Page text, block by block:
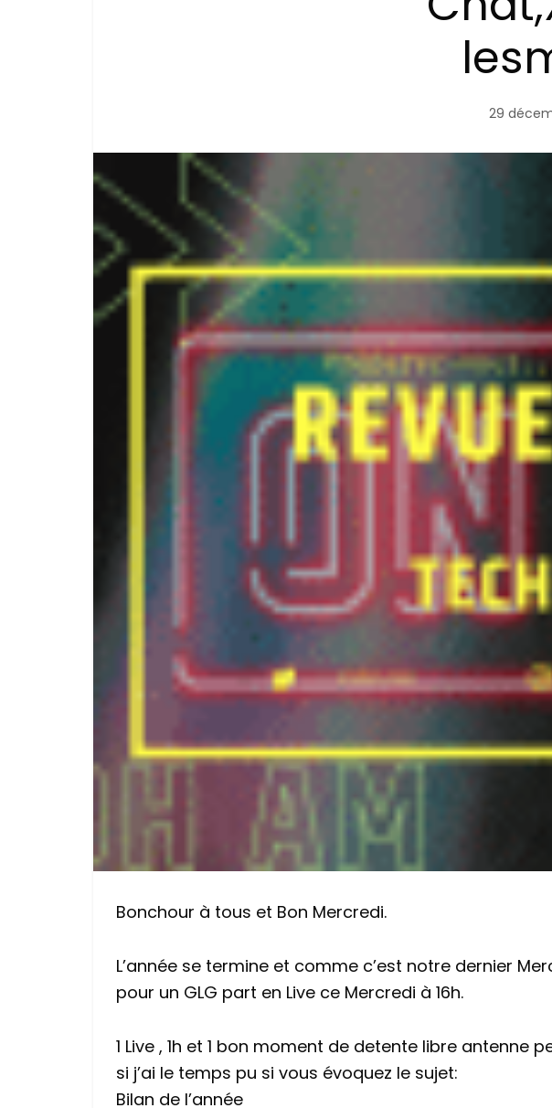
29
Bonchour à tous et Bon Mercredi.
L’année se termine et comme c’est notre dernier
pour un GLG part en Live ce Mercredi à 16h.
1 Live , 1h et 1 bon moment de detente libre
si j’ai le temps pu si vous évoquez le sujet:
Bilan de l’année